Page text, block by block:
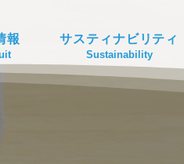
報 サスティナビリティ
Sustainability